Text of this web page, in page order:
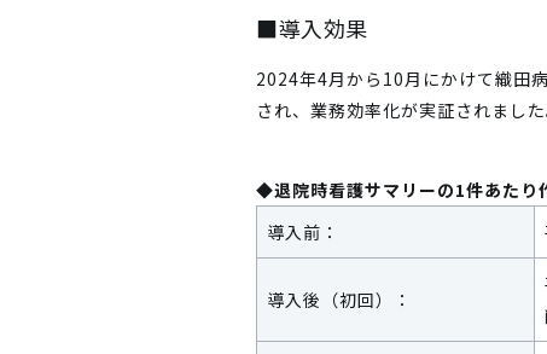
■導入効果
2024年4月から10月にかけて織田
され、業務効率化が実証されました
◆退院時看護サマリーの1件あたり
導入前：
導入後（初回）：